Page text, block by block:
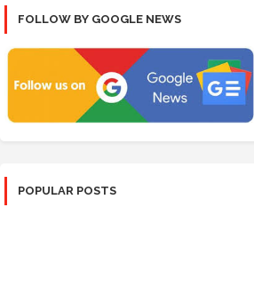
FOLLOW BY GOOGLE NEWS
POPULAR POSTS